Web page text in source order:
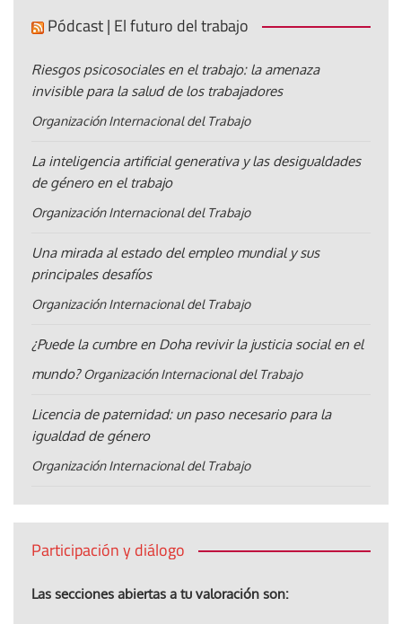
Pódcast | El futuro del trabajo
Riesgos psicosociales en el trabajo: la amenaza
invisible para la salud de los trabajadores
Organización Internacional del Trabajo
La inteligencia artificial generativa y las desigualdades
de género en el trabajo
Organización Internacional del Trabajo
Una mirada al estado del empleo mundial y sus
principales desafíos
Organización Internacional del Trabajo
¿Puede la cumbre en Doha revivir la justicia social en el
mundo? Organización Internacional del Trabajo
Licencia de paternidad: un paso necesario para la
igualdad de género
Organización Internacional del Trabajo
Participación y diálogo
Las secciones abiertas a tu valoración son: